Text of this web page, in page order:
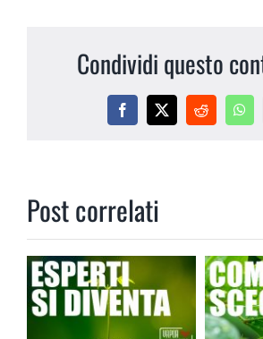
Condividi questo
Facebook
X Reddit
Post correlati